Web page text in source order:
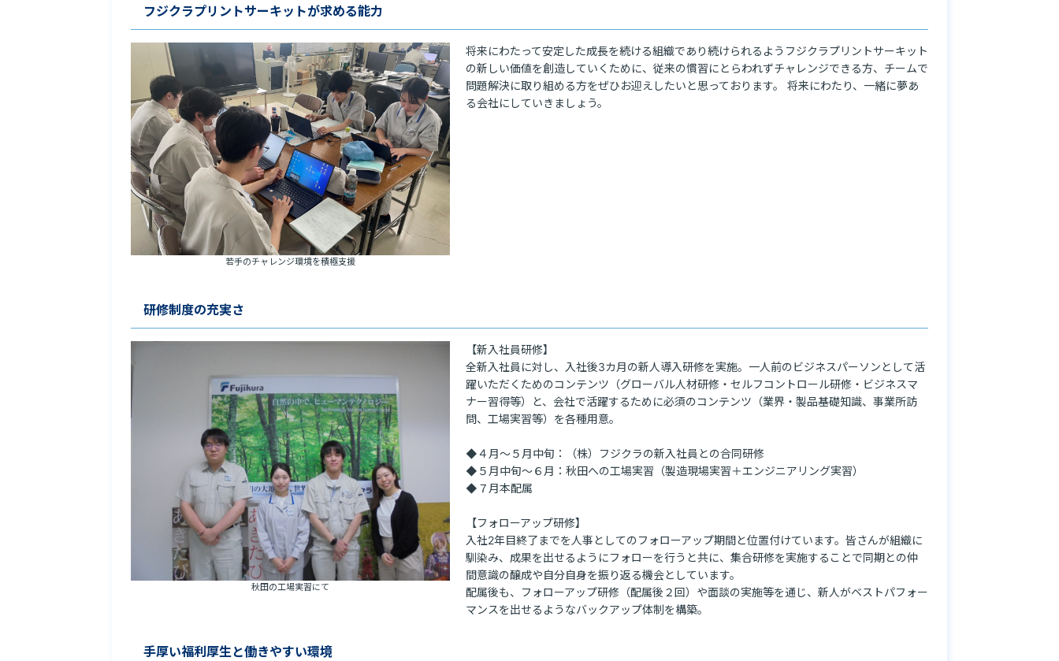
フジクラプリントサーキットが求める能力
若手のチャレンジ環境を積極支援
将来にわたって安定した成長を続ける組織であり続けられるようフジクラプリントサーキット
の新しい価値を創造していくために、従来の慣習にとらわれずチャレンジできる方、チームで
問題解決に取り組める方をぜひお迎えしたいと思っております。 将来にわたり、一緒に夢あ
る会社にしていきましょう。
研修制度の充実さ
秋田の工場実習にて
【新入社員研修】
全新入社員に対し、入社後3カ月の新人導入研修を実施。一人前のビジネスパーソンとして活
躍いただくためのコンテンツ（グローバル人材研修・セルフコントロール研修・ビジネスマ
ナー習得等）と、会社で活躍するために必須のコンテンツ（業界・製品基礎知識、事業所訪
問、工場実習等）を各種用意。
◆４月～５月中旬：（株）フジクラの新入社員との合同研修
◆５月中旬～６月：秋田への工場実習（製造現場実習＋エンジニアリング実習）
◆７月本配属
【フォローアップ研修】
入社2年目終了までを人事としてのフォローアップ期間と位置付けています。皆さんが組織に
馴染み、成果を出せるようにフォローを行うと共に、集合研修を実施することで同期との仲
間意識の醸成や自分自身を振り返る機会としています。
配属後も、フォローアップ研修（配属後２回）や面談の実施等を通じ、新人がベストパフォー
マンスを出せるようなバックアップ体制を構築。
手厚い福利厚生と働きやすい環境